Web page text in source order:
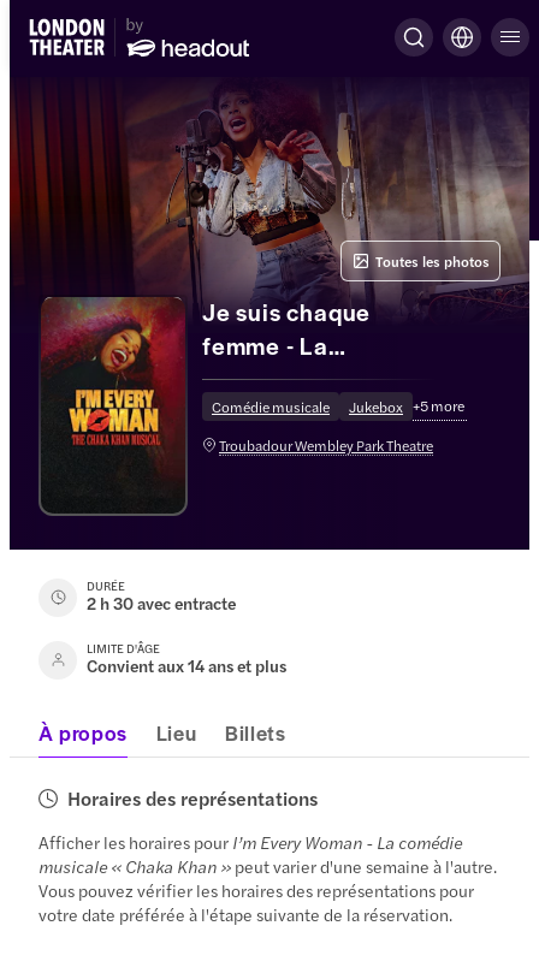
Je suis chaque
femme - La
comédie musicale
Chaka Khan
Comédie musicale Jukebox +5more
Troubadour Wembley Park Theatre
Toutes les photos
DURÉE
2 h 30 avec entracte
LIMITE D'ÂGE
Convient aux 14 ans et plus
À propos Lieu Billets
Horaires des représentations
Afficher les horaires pour I’m Every Woman - La comédie
musicale « Chaka Khan » peut varier d'une semaine à l'autre.
Vous pouvez vérifier les horaires des représentations pour
votre date préférée à l'étape suivante de la réservation.